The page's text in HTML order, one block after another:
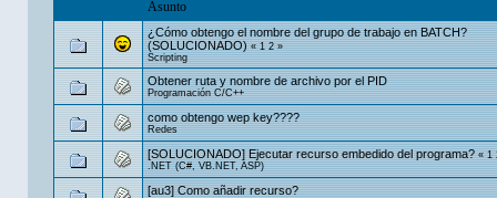
Asunto
¿Cómo obtengo el nombre del grupo de trabajo en BATCH?
(SOLUCIONADO) «1 2»
Scripting
Obtener ruta y nombre de archivo por el PID
Programación C/C++
como obtengo wep key????
Redes
[SOLUCIONADO] Ejecutar recurso embedido del programa? «1
.NET (C#, VB.NET, ASP)
[au3] Como añadir recurso?